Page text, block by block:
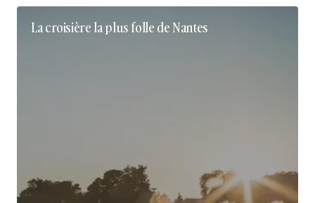
La croisière la plus folle de Nantes